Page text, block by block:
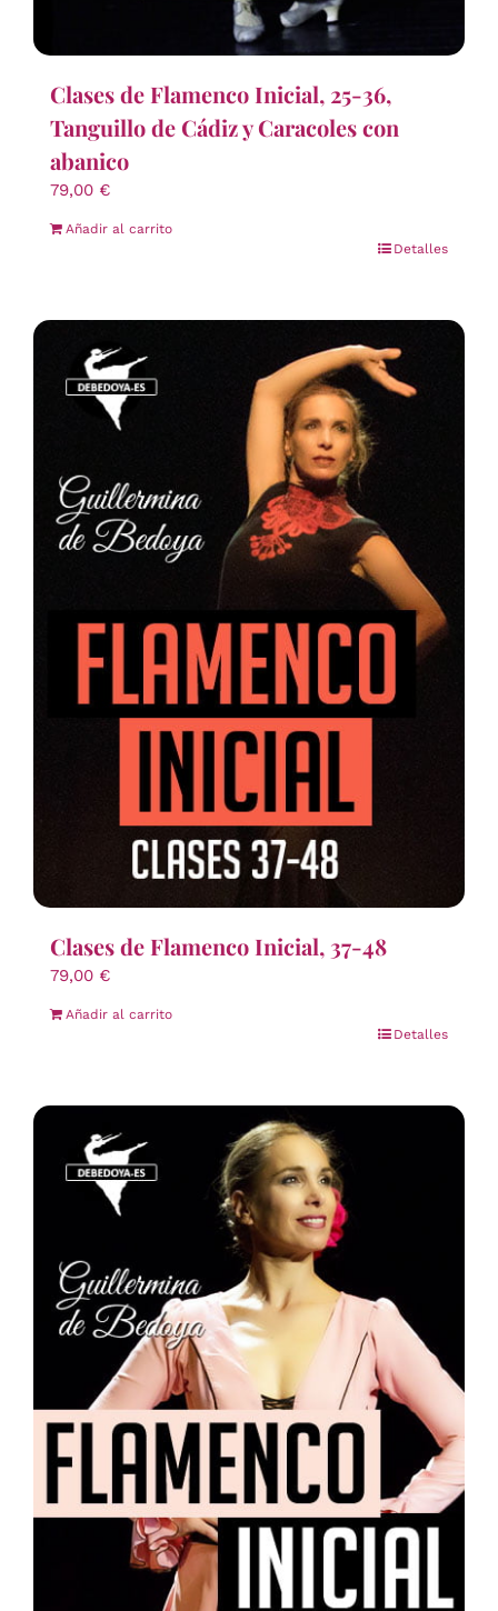
Clases de Flamenco Inicial, 25-36,
Tanguillo de Cádiz y Caracoles con
abanico
79,00 €
Añadir al carrito
Detalles
Clases de Flamenco Inicial, 37-48
79,00 €
Añadir al carrito
Detalles